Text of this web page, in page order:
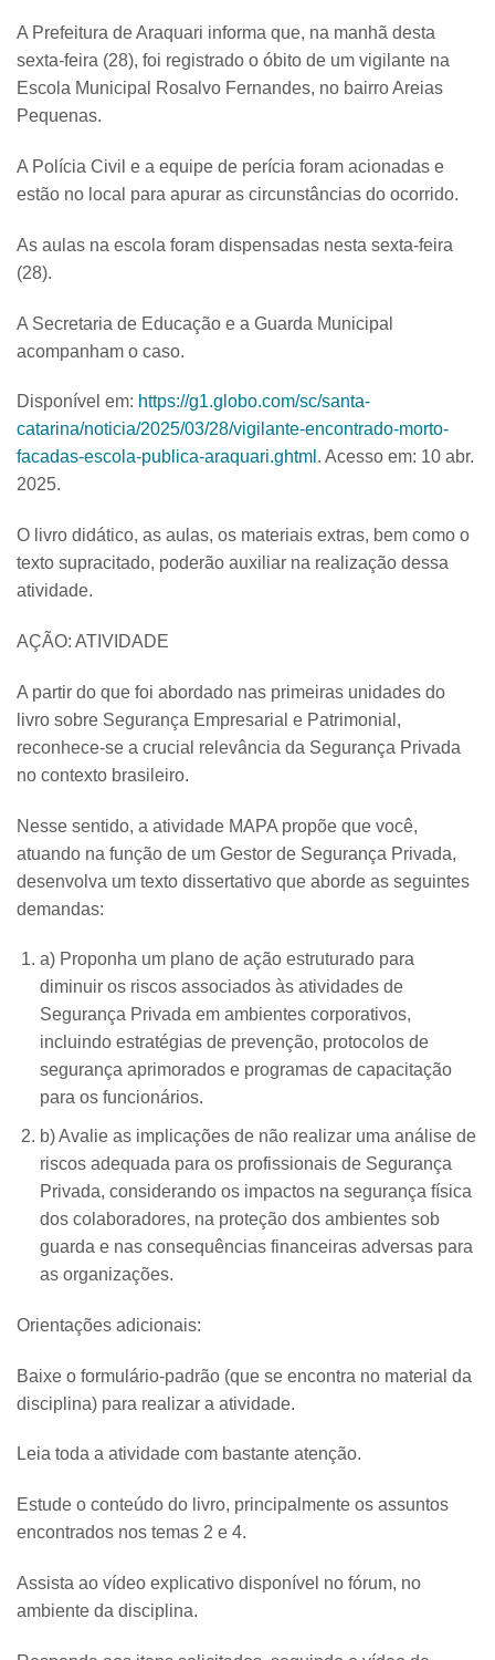
A Prefeitura de Araquari informa que, na manhã desta
sexta-feira (28), foi registrado o óbito de um vigilante na
Escola Municipal Rosalvo Fernandes, no bairro Areias
Pequenas.
A Polícia Civil e a equipe de perícia foram acionadas e
estão no local para apurar as circunstâncias do ocorrido.
As aulas na escola foram dispensadas nesta sexta-feira
(28).
A Secretaria de Educação e a Guarda Municipal
acompanham o caso.
Disponível em: https://g1.globo.com/sc/santa-
catarina/noticia/2025/03/28/vigilante-encontrado-morto-
facadas-escola-publica-araquari.ghtml . Acesso em: 10 abr.
2025.
O livro didático, as aulas, os materiais extras, bem como o
texto supracitado, poderão auxiliar na realização dessa
atividade.
AÇÃO: ATIVIDADE
A partir do que foi abordado nas primeiras unidades do
livro sobre Segurança Empresarial e Patrimonial,
reconhece-se a crucial relevância da Segurança Privada
no contexto brasileiro.
Nesse sentido, a atividade MAPA propõe que você,
atuando na função de um Gestor de Segurança Privada,
desenvolva um texto dissertativo que aborde as seguintes
demandas:
a) Proponha um plano de ação estruturado para
diminuir os riscos associados às atividades de
Segurança Privada em ambientes corporativos,
incluindo estratégias de prevenção, protocolos de
segurança aprimorados e programas de capacitação
para os funcionários.
b) Avalie as implicações de não realizar uma análise de
riscos adequada para os profissionais de Segurança
Privada, considerando os impactos na segurança física
dos colaboradores, na proteção dos ambientes sob
guarda e nas consequências financeiras adversas para
as organizações.
Orientações adicionais:
Baixe o formulário-padrão (que se encontra no material da
disciplina) para realizar a atividade.
Leia toda a atividade com bastante atenção.
Estude o conteúdo do livro, principalmente os assuntos
encontrados nos temas 2 e 4.
Assista ao vídeo explicativo disponível no fórum, no
ambiente da disciplina.